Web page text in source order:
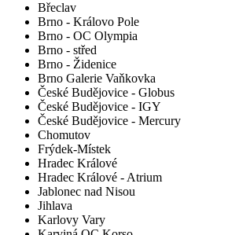
Břeclav
Brno - Královo Pole
Brno - OC Olympia
Brno - střed
Brno - Židenice
Brno Galerie Vaňkovka
České Budějovice - Globus
České Budějovice - IGY
České Budějovice - Mercury
Chomutov
Frýdek-Místek
Hradec Králové
Hradec Králové - Atrium
Jablonec nad Nisou
Jihlava
Karlovy Vary